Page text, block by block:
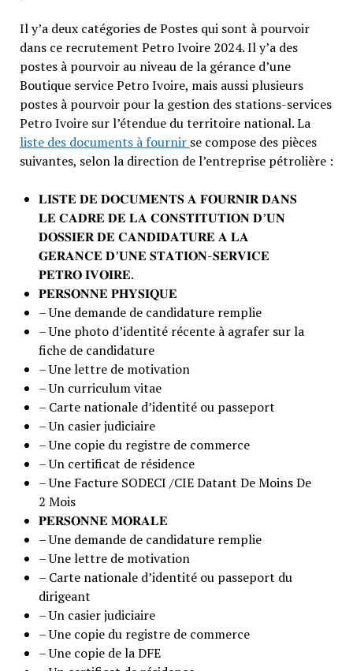
Il y’a deux catégories de Postes qui sont à pourvoir
dans ce recrutement Petro Ivoire 2024. Il y’a des
postes à pourvoir au niveau de la gérance d’une
Boutique service Petro Ivoire, mais aussi plusieurs
postes à pourvoir pour la gestion des stations-services
Petro Ivoire sur l’étendue du territoire national. La
liste des documents à fournir se compose des pièces
suivantes, selon la direction de l’entreprise pétrolière :
𝐋𝐈𝐒𝐓𝐄 𝐃𝐄 𝐃𝐎𝐂𝐔𝐌𝐄𝐍𝐓𝐒 𝐀 𝐅𝐎𝐔𝐑𝐍𝐈𝐑 𝐃𝐀𝐍𝐒
𝐋𝐄 𝐂𝐀𝐃𝐑𝐄 𝐃𝐄 𝐋𝐀 𝐂𝐎𝐍𝐒𝐓𝐈𝐓𝐔𝐓𝐈𝐎𝐍 𝐃’𝐔𝐍
𝐃𝐎𝐒𝐒𝐈𝐄𝐑 𝐃𝐄 𝐂𝐀𝐍𝐃𝐈𝐃𝐀𝐓𝐔𝐑𝐄 𝐀 𝐋𝐀
𝐆𝐄𝐑𝐀𝐍𝐂𝐄 𝐃’𝐔𝐍𝐄 𝐒𝐓𝐀𝐓𝐈𝐎𝐍-𝐒𝐄𝐑𝐕𝐈𝐂𝐄
𝐏𝐄𝐓𝐑𝐎 𝐈𝐕𝐎𝐈𝐑𝐄.
𝐏𝐄𝐑𝐒𝐎𝐍𝐍𝐄 𝐏𝐇𝐘𝐒𝐈𝐐𝐔𝐄
– Une demande de candidature remplie
– Une photo d’identité récente à agrafer sur la
fiche de candidature
– Une lettre de motivation
– Un curriculum vitae
– Carte nationale d’identité ou passeport
– Un casier judiciaire
– Une copie du registre de commerce
– Un certificat de résidence
– Une Facture SODECI /CIE Datant De Moins De
2 Mois
𝐏𝐄𝐑𝐒𝐎𝐍𝐍𝐄 𝐌𝐎𝐑𝐀𝐋𝐄
– Une demande de candidature remplie
– Une lettre de motivation
– Carte nationale d’identité ou passeport du
dirigeant
– Un casier judiciaire
– Une copie du registre de commerce
– Une copie de la DFE